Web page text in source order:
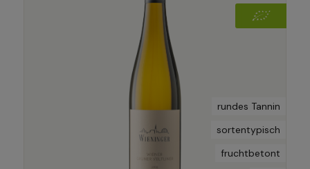
rundes Tannin
sortentypisch
fruchtbetont